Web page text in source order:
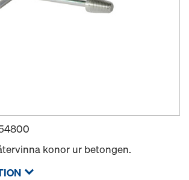
konor ur betongen.